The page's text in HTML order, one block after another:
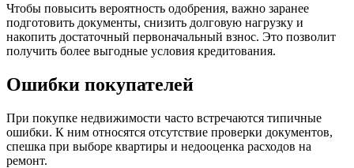
Чтобы повысить вероятность одобрения, важно заранее
подготовить документы, снизить долговую нагрузку и
накопить достаточный первоначальный взнос. Это позволит
получить более выгодные условия кредитования.
Ошибки покупателей
При покупке недвижимости часто встречаются типичные
ошибки. К ним относятся отсутствие проверки документов,
спешка при выборе квартиры и недооценка расходов на
ремонт.